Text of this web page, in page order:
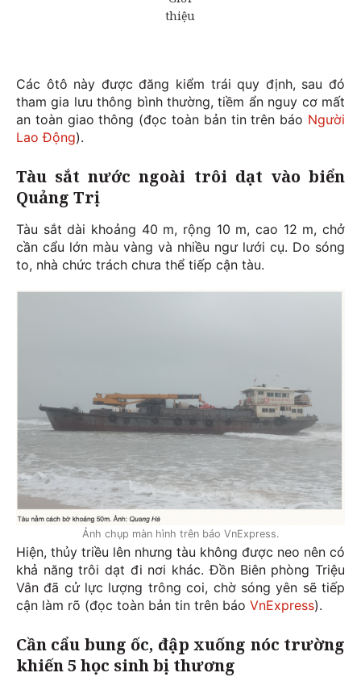
Các ôtô này được đăng kiểm trái quy định, sau đó
tham gia lưu thông bình thường, tiềm ẩn nguy cơ mất
an toàn giao thông (đọc toàn bản tin trên báo Người
Lao Động).
Tàu sắt nước ngoài trôi dạt vào biển
Quảng Trị
Tàu sắt dài khoảng 40 m, rộng 10 m, cao 12 m, chở
cần cẩu lớn màu vàng và nhiều ngư lưới cụ. Do sóng
to, nhà chức trách chưa thể tiếp cận tàu.
Ảnh chụp màn hình trên báo VnExpress.
Hiện, thủy triều lên nhưng tàu không được neo nên có
khả năng trôi dạt đi nơi khác. Đồn Biên phòng Triệu
Vân đã cử lực lượng trông coi, chờ sóng yên sẽ tiếp
cận làm rõ (đọc toàn bản tin trên báo VnExpress).
Cần cẩu bung ốc, đập xuống nóc trường
khiến 5 học sinh bị thương